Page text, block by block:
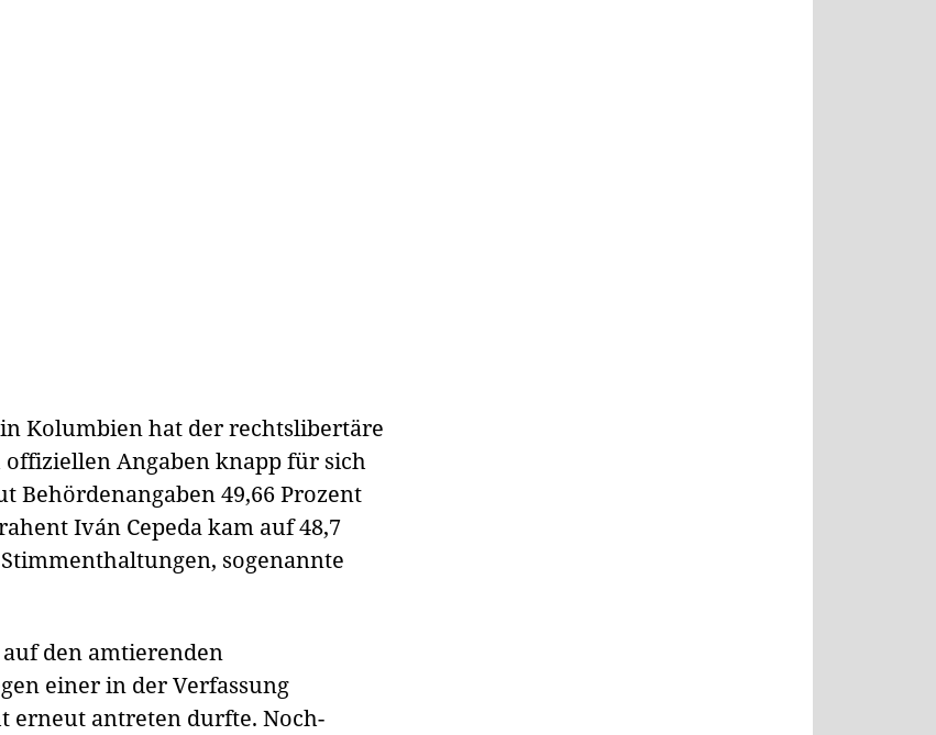
Kolumbien hat der rechtslibertäre
Angaben knapp für sich
Behördenangaben 49,66 Prozent
Iván Cepeda kam auf 48,7
sogenannte
den amtierenden
einer in der Verfassung
erneut antreten durfte. Noch-